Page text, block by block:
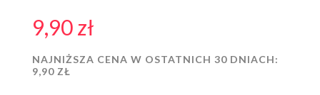
9,90zł
NAJNIŻSZA CENA W OSTATNICH 30 DNIACH:
9,90 ZŁ